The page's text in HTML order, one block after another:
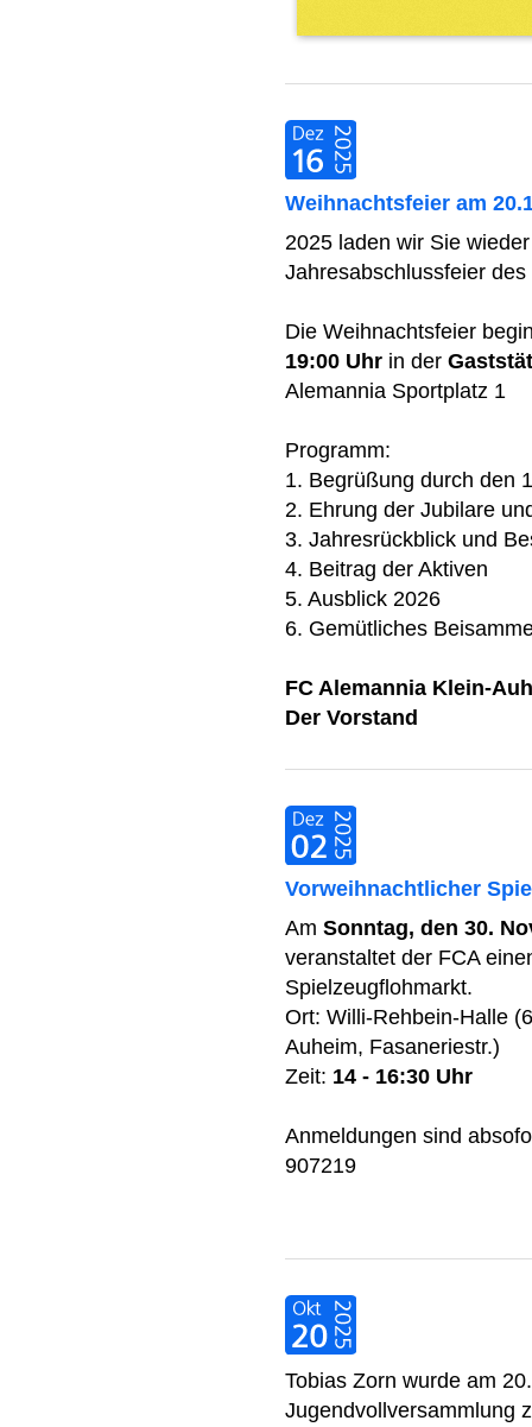
Weihnachtsfeier am
2025 laden wir Sie
Jahresabschlussfeier
Die Weihnachtsfeier
19:00 Uhr in der
Alemannia Sportplatz 1
Programm:
1. Begrüßung durch den
2. Ehrung der Jubilare
3. Jahresrückblick und
4. Beitrag der Aktiven
5. Ausblick 2026
6. Gemütliches
FC Alemannia Klein-
Der Vorstand
Vorweihnachtlicher
Am Sonntag, den 30.
veranstaltet der FCA
Spielzeugflohmarkt.
Ort: Willi-Rehbein-Halle
Auheim, Fasaneriestr.)
Zeit: 14 - 16:30 Uhr
Anmeldungen sind
907219
Tobias Zorn wurde am
Jugendvollversammlung